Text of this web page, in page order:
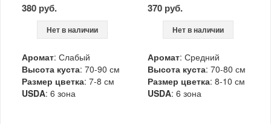
380 руб.
Нет в наличии
Аромат: Слабый
Высота куста: 70-90 см
Размер цветка: 7-8 см
USDA: 6 зона
370 руб.
Нет в наличии
Аромат: Средний
Высота куста: 70-80 см
Размер цветка: 8-10 см
USDA: 6 зона